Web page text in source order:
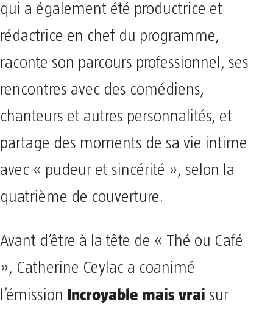
qui a également été productrice et
rédactrice en chef du programme,
raconte son parcours professionnel, ses
rencontres avec des comédiens,
chanteurs et autres personnalités, et
partage des moments de sa vie intime
avec « pudeur et sincérité », selon la
quatrième de couverture.
Avant d’être à la tête de « Thé ou Café
», Catherine Ceylac a coanimé
l’émission Incroyable mais vrai sur